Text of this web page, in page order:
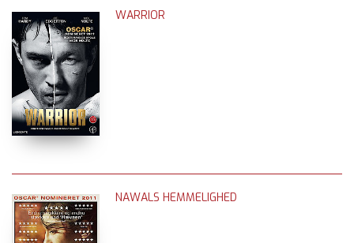
WARRIOR
NAWALS HEMMELIGHED